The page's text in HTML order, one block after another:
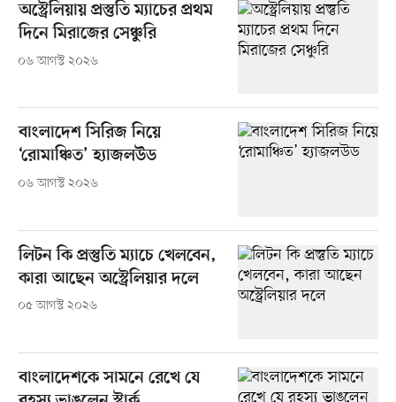
অস্ট্রেলিয়ায় প্রস্তুতি ম্যাচের প্রথম
দিনে মিরাজের সেঞ্চুরি
০৬ আগস্ট ২০২৬
বাংলাদেশ সিরিজ নিয়ে
‘রোমাঞ্চিত’ হ্যাজলউড
০৬ আগস্ট ২০২৬
লিটন কি প্রস্তুতি ম্যাচে খেলবেন,
কারা আছেন অস্ট্রেলিয়ার দলে
০৫ আগস্ট ২০২৬
বাংলাদেশকে সামনে রেখে যে